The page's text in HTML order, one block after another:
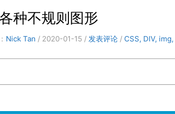
种不规则图形
Nick Tan / 2020-01-15 / 发表评论 / CSS, DIV, img,